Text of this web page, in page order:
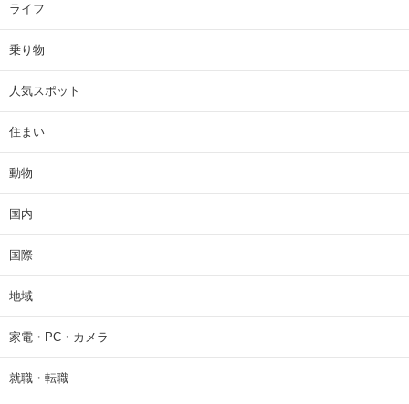
ライフ
乗り物
人気スポット
住まい
動物
国内
国際
地域
家電・PC・カメラ
就職・転職